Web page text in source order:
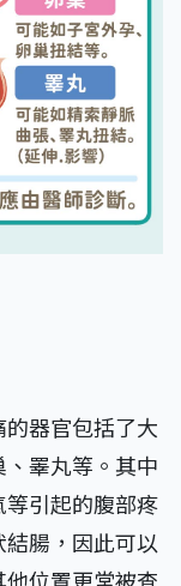
器官包括了大
睪丸等。其中
引起的腹部疼
腸，因此可以
位置更常被查